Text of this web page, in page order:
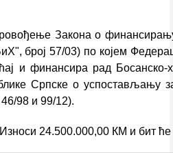
Закона о
број 57/03) по којем
и финансира рад
Српске о успостављању
98 и 99/12).
24.500.000,00 КМ и бит ће